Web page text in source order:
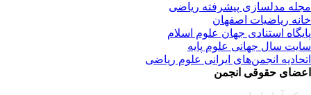
مدلسازی پیشرفته ریاضی
ریاضیات اصفهان
استنادی جهان علوم اسلام
سال جهانی علوم پایه
انجمن‌های ایرانی علوم ریاضی
حقوقی انجمن